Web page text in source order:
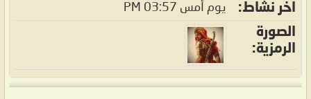
آخر نشاط يوم أمس 03:57 PM
الصورة
الرمزية